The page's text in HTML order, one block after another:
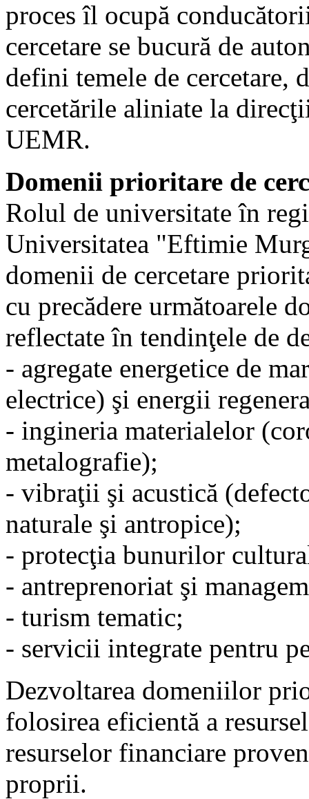
proces îl ocupă
cercetare se bucură de
defini temele de cercetare,
cercetările aliniate la
UEMR.
Domenii prioritare de
Rolul de universitate în
Universitatea "Eftimie
domenii de cercetare
cu precădere următoarele
reflectate în tendinţele de
- agregate energetice de
electrice) şi energii
- ingineria materialelor
metalografie);
- vibraţii şi acustică
naturale şi antropice);
- protecţia bunurilor
- antreprenoriat şi
- turism tematic;
- servicii integrate pentru
Dezvoltarea domeniilor
folosirea eficientă a
resurselor financiare
proprii.